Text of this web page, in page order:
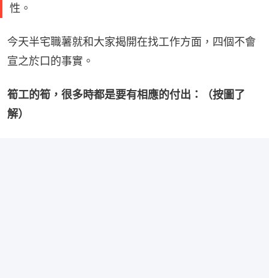
性。
今天半宅職薯就和大家揭開在找工作方面，四個不會
宣之於口的事實。
筍工的筍，很多時都是要有相應的付出：（按圖了
解）